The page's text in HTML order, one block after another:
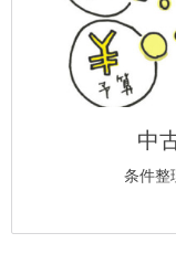
中
条件整